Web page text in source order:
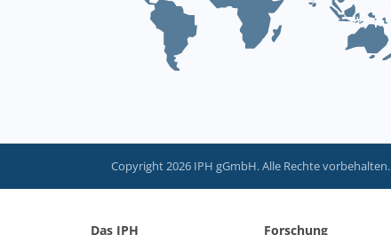
Copyright 2026 IPH gGmbH. Alle Rechte vorbehalten.
Das IPH Forschung